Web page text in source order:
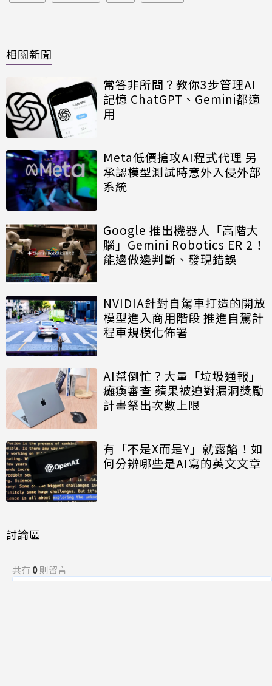
相關新聞
常答非所問？教你3步管理AI
記憶 ChatGPT、Gemini都適
用
Meta低價搶攻AI程式代理 另
承認模型測試時意外入侵外部
系統
Google 推出機器人「高階大
腦」Gemini Robotics ER 2！
能邊做邊判斷、發現錯誤
NVIDIA針對自駕車打造的開放
模型進入商用階段 推進自駕計
程車規模化佈署
AI幫倒忙？大量「垃圾通報」
癱瘓審查 蘋果被迫對漏洞獎勵
計畫祭出次數上限
有「不是X而是Y」就露餡！如
何分辨哪些是AI寫的英文文章
討論區
共有 0則留言